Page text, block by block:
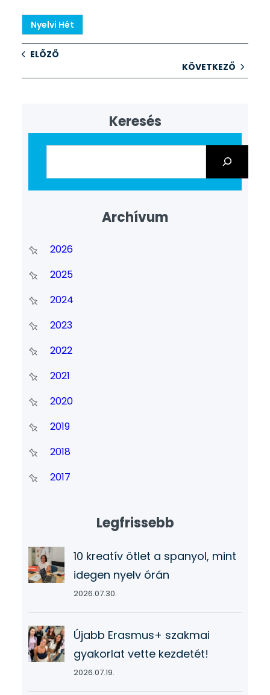
Nyelvi Hét
ELŐZŐ
KÖVETKEZŐ
Keresés
Archívum
2026
2025
2024
2023
2022
2021
2020
2019
2018
2017
Legfrissebb
10 kreatív ötlet a spanyol, mint
idegen nyelv órán
2026.07.30.
Újabb Erasmus+ szakmai
gyakorlat vette kezdetét!
2026.07.19.